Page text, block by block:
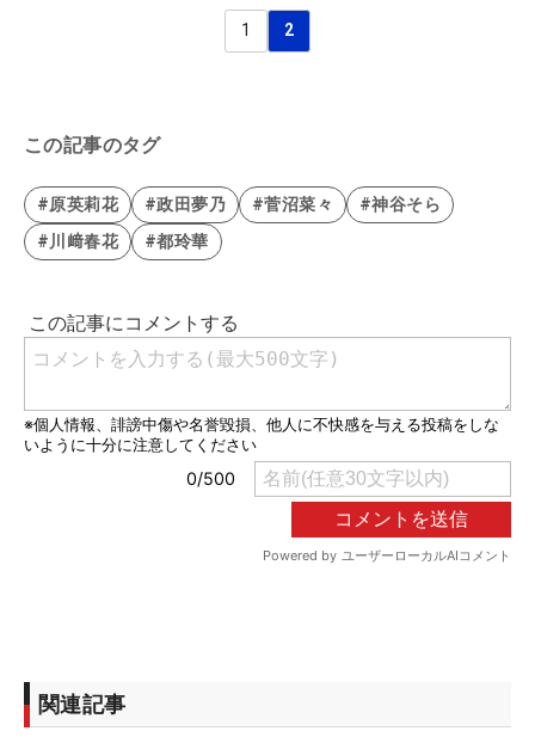
1 2
この記事のタグ
#原英莉花 #政田夢乃 #菅沼菜々
#神谷そら
#川﨑春花
#都玲華
関連記事